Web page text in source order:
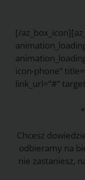
[/
icon-phone”
link_url=”#”
Chcesz
odbieramy na
nie zastaniesz,